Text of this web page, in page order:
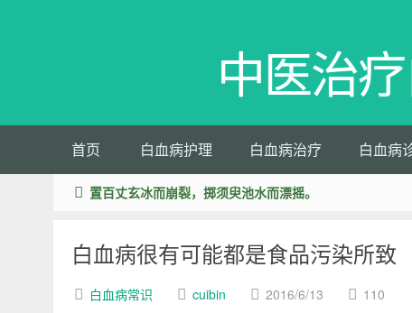
中医治
首页 白血病护理 白血病治疗 白血病
置百丈玄冰而崩裂，掷须臾池水而漂摇。
白血病很有可能都是食品污染所致
白血病常识 cuibin 2016/6/13 110